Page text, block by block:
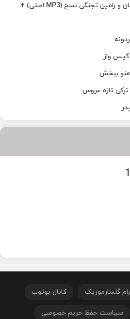
دانلود آهنگ مسعود جلیلیان و رامین تجنگی نسخ (MP3 اصلی) +
گیس واز
منو ببخش
ترکی تازه عروس
گلسارموزیک کانال یوتوب
سیاست حفظ حریم خصوصی